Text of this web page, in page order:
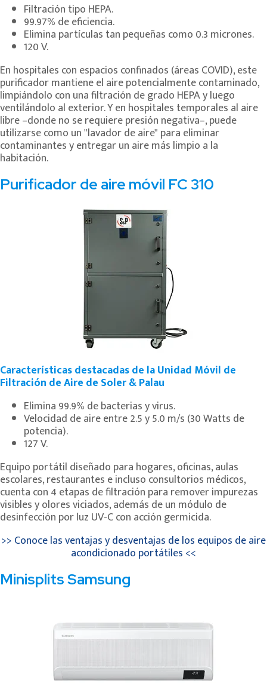
Filtración tipo HEPA.
99.97% de eficiencia.
Elimina partículas tan pequeñas como 0.3 micrones.
120 V.
En hospitales con espacios confinados (áreas COVID), este
purificador mantiene el aire potencialmente contaminado,
limpiándolo con una filtración de grado HEPA y luego
ventilándolo al exterior. Y en hospitales temporales al aire
libre –donde no se requiere presión negativa–, puede
utilizarse como un "lavador de aire" para eliminar
contaminantes y entregar un aire más limpio a la
habitación.
Purificador de aire móvil FC 310
Características destacadas de la Unidad Móvil de
Filtración de Aire de Soler & Palau
Elimina 99.9% de bacterias y virus.
Velocidad de aire entre 2.5 y 5.0 m/s (30 Watts de
potencia).
127 V.
Equipo portátil diseñado para hogares, oficinas, aulas
escolares, restaurantes e incluso consultorios médicos,
cuenta con 4 etapas de filtración para remover impurezas
visibles y olores viciados, además de un módulo de
desinfección por luz UV-C con acción germicida.
>> Conoce las ventajas y desventajas de los equipos de aire
acondicionado portátiles <<
Minisplits Samsung